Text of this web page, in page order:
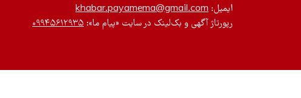
ایمیل: khabar.payamema@gmail.com
رپورتاژ آگهی و بک‌لینک در سایت «پیام ما»: ۰۹۹۴۵۶۱۲۹۳۵